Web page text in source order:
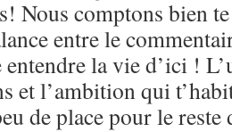
Nous comptons bien
entre le
la vie d’ici !
et l’ambition qui
de place pour le reste